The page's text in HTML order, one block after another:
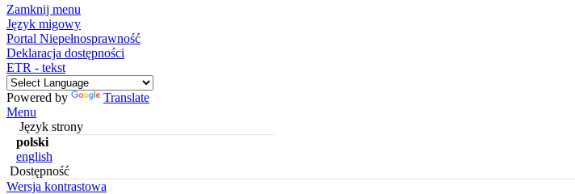
Zamknij menu
Język migowy
Portal Niepełnosprawność
Deklaracja dostępności
ETR - tekst
Powered by
Translate
Menu
Język strony
polski
english
Dostępność
Wersja kontrastowa